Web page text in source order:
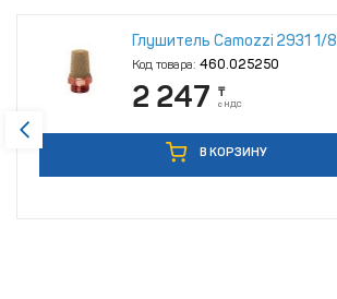
Глушитель Camozzi 2931 1/8
Код товара: 460.025250
2 247 ₸
с НДС
В КОРЗИНУ